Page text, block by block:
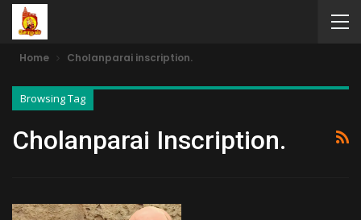
Home Cholanparai inscription.
Browsing Tag
Cholanparai Inscription.